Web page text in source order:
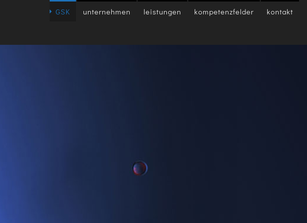
GSK unternehmen leistungen kompetenzfelder kontakt